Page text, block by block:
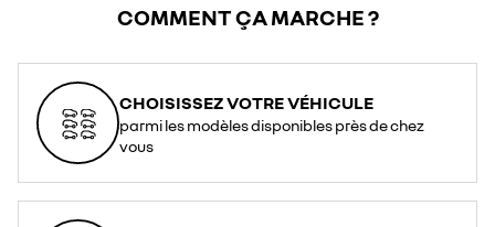
COMMENT ÇA MARCHE ?
CHOISISSEZ VOTRE VÉHICULE
parmi les modèles disponibles près de chez
vous